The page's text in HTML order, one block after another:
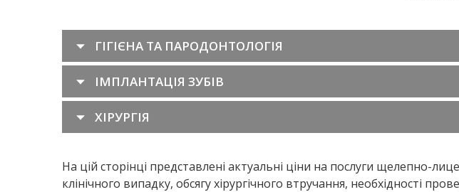
ГІГІЄНА ТА ПАРОДОНТОЛОГІЯ
ІМПЛАНТАЦІЯ ЗУБІВ
ХІРУРГІЯ
На цій сторінці представлені актуальні ціни на послуги щелепно-
клінічного випадку, обсягу хірургічного втручання, необхідності